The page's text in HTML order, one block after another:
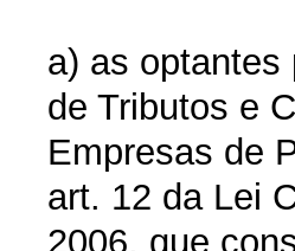
a) as optantes
de Tributos e
Empresas de
art. 12 da Lei
2006, que